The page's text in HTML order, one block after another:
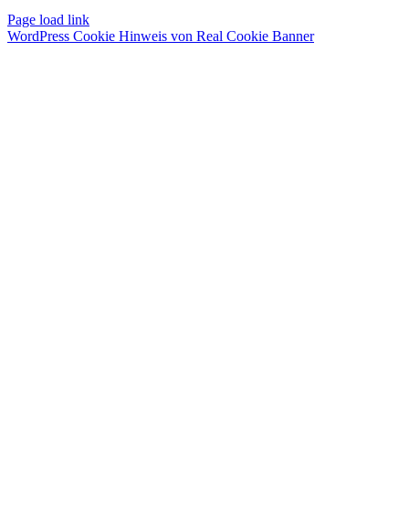
Page load link
WordPress Cookie Hinweis von Real Cookie Banner